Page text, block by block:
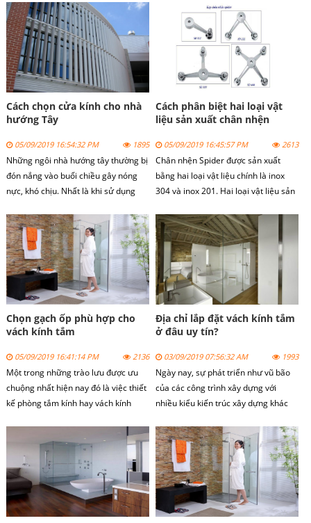
tiếp đến vẻ đẹp thẩm mỹ của không
gian lắp đặt. Chính vì vậy bạn cần
tuân thủ nghiêm ngặt các bước thi
công phòng tắm kính chuyên nghiệp.
nhưng hôm nay chúng tôi xin giới
thiệu cách vệ sinh cửa kính với chanh
và giấm.
Cách chọn cửa kính cho nhà
hướng Tây
05/09/2019 16:54:32 PM 1895
Những ngôi nhà hướng tây thường bị
đón nắng vào buổi chiều gây nóng
nực, khó chịu. Nhất là khi sử dụng
cửa kính cho nhà hướng tây như thế
nào chúng ta cùng xem bài viết dưới
đây.
Cách phân biệt hai loại vật
liệu sản xuất chân nhện
05/09/2019 16:45:57 PM 2613
Chân nhện Spiderđược sản xuất
bằng hai loại vật liệu chính là inox
304 và inox 201. Hai loại vật liệu sản
số kỹ thuật khác nhau và có đặc điểm
khác nhau.
Chọn gạch ốp phù hợp cho
vách kính tắm
05/09/2019 16:41:14 PM 2136
Một trong những trào lưu được ưu
chuộng nhất hiện nay đó là việc thiết
kế phòng tắm kính hay vách kính
Địa chỉ lắp đặt vách kính tắm
ở đâu uy tín?
03/09/2019 07:56:32 AM 1993
Ngày nay, sự phát triển như vũ bão
của các công trình xây dựng với
nhiều kiểu kiến trúc xây dựng khác
Đi cùng với sự phát triển đó là sự
phát triển của các loại vật liệu xây
dựng đặc biệt là vách kính tắm.